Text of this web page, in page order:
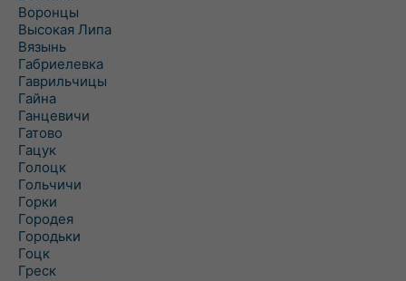
Воронцы
Высокая Липа
Вязынь
Габриелевка
Гаврильчицы
Гайна
Ганцевичи
Гатово
Гацук
Голоцк
Гольчичи
Горки
Городея
Городьки
Гоцк
Греск